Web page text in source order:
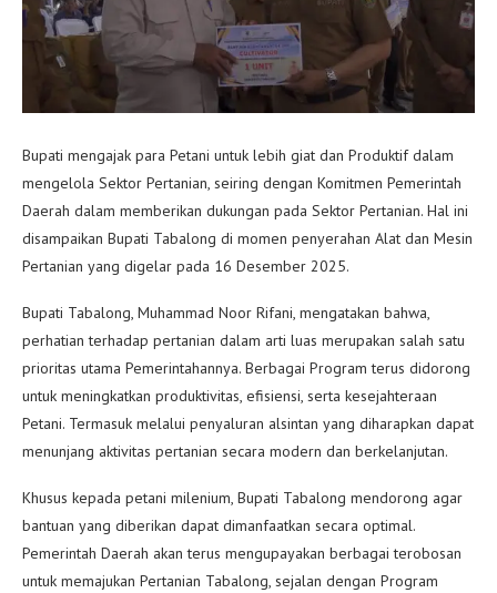
Bupati mengajak para Petani untuk lebih giat dan Produktif dalam
mengelola Sektor Pertanian, seiring dengan Komitmen Pemerintah
Daerah dalam memberikan dukungan pada Sektor Pertanian. Hal ini
disampaikan Bupati Tabalong di momen penyerahan Alat dan Mesin
Pertanian yang digelar pada 16 Desember 2025.
Bupati Tabalong, Muhammad Noor Rifani, mengatakan bahwa,
perhatian terhadap pertanian dalam arti luas merupakan salah satu
prioritas utama Pemerintahannya. Berbagai Program terus didorong
untuk meningkatkan produktivitas, efisiensi, serta kesejahteraan
Petani. Termasuk melalui penyaluran alsintan yang diharapkan dapat
menunjang aktivitas pertanian secara modern dan berkelanjutan.
Khusus kepada petani milenium, Bupati Tabalong mendorong agar
bantuan yang diberikan dapat dimanfaatkan secara optimal.
Pemerintah Daerah akan terus mengupayakan berbagai terobosan
untuk memajukan Pertanian Tabalong, sejalan dengan Program